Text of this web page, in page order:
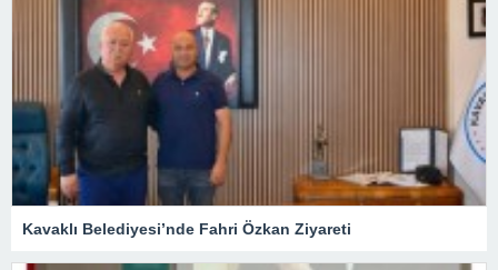
Kavaklı Belediyesi’nde Fahri Özkan Ziyareti